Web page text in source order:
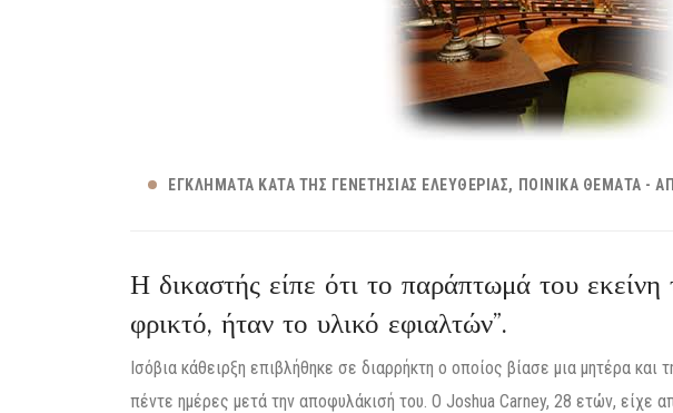
ΕΓΚΛΉΜΑΤΑ ΚΑΤΆ ΤΗΣ ΓΕΝΕΤΉΣΙΑΣ ΕΛΕΥΘΕΡΊΑΣ ΠΟΙΝΙΚΆ ΘΈΜΑΤΑ -
Η δικαστής είπε ότι το παράπτωμά του εκείνη
φρικτό, ήταν το υλικό εφιαλτών”.
Ισόβια κάθειρξη επιβλήθηκε σε διαρρήκτη ο οποίος βίασε μια μητέρα και
πέντε ημέρες μετά την αποφυλάκισή του. Ο Joshua Carney, 28 ετών, είχε